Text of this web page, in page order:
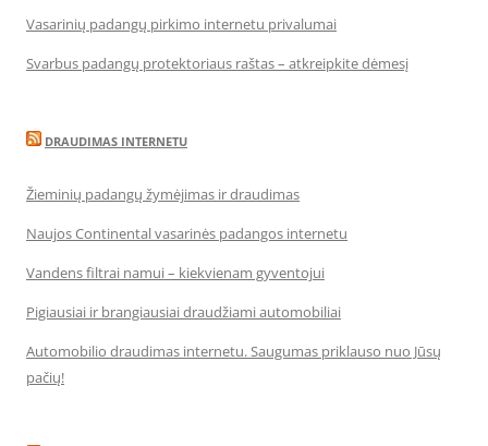
Vasarinių padangų pirkimo internetu privalumai
Svarbus padangų protektoriaus raštas – atkreipkite dėmesį
DRAUDIMAS INTERNETU
Žieminių padangų žymėjimas ir draudimas
Naujos Continental vasarinės padangos internetu
Vandens filtrai namui – kiekvienam gyventojui
Pigiausiai ir brangiausiai draudžiami automobiliai
Automobilio draudimas internetu. Saugumas priklauso nuo Jūsų
pačių!